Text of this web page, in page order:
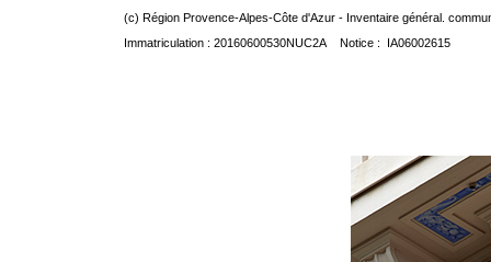
(c) Région Provence-Alpes-Côte d'Azur - Inventaire général.
Immatriculation : 20160600530NUC2A Notice : IA06002615